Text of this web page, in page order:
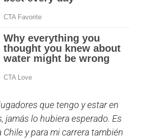
que tengo y estar en
jamás lo hubiera esperado. Es
y para mi carrera también